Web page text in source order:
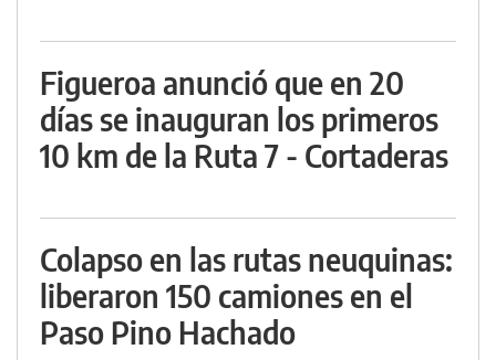
Figueroa anunció que en 20
días se inauguran los primeros
10 km de la Ruta 7 - Cortaderas
Colapso en las rutas neuquinas:
liberaron 150 camiones en el
Paso Pino Hachado